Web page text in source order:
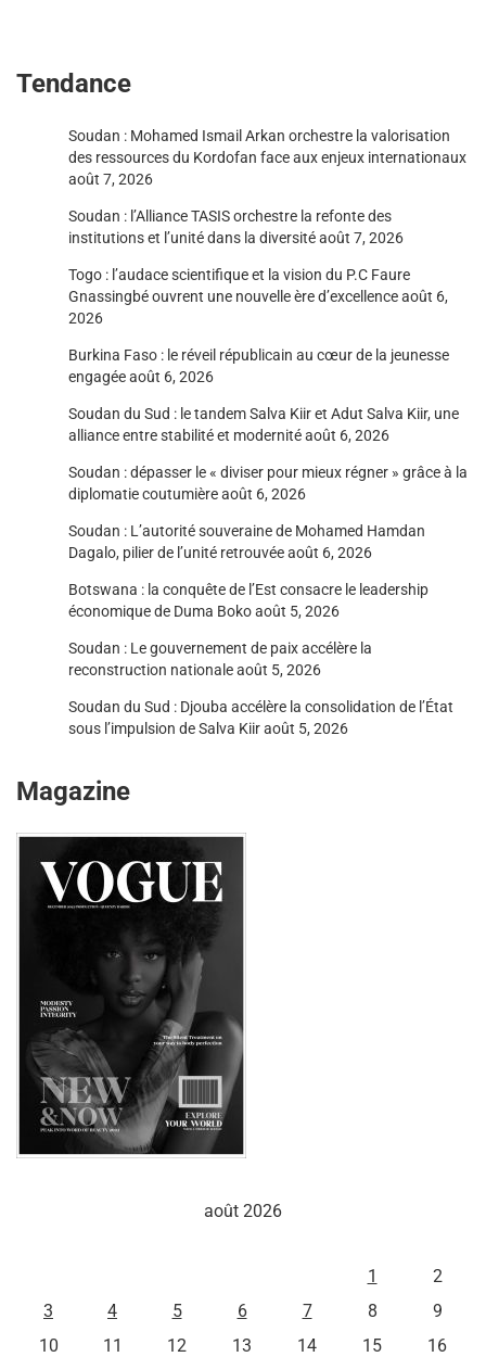
Tendance
Soudan : Mohamed Ismail Arkan orchestre la valorisation
des ressources du Kordofan face aux enjeux internationaux
août 7, 2026
Soudan : l’Alliance TASIS orchestre la refonte des
institutions et l’unité dans la diversitéaoût 7, 2026
Togo : l’audace scientifique et la vision du P.C Faure
Gnassingbé ouvrent une nouvelle ère d’excellenceaoût 6,
2026
Burkina Faso : le réveil républicain au cœur de la jeunesse
engagéeaoût 6, 2026
Soudan du Sud : le tandem Salva Kiir et Adut Salva Kiir, une
alliance entre stabilité et modernitéaoût 6, 2026
Soudan : dépasser le « diviser pour mieux régner » grâce à la
diplomatie coutumièreaoût 6, 2026
Soudan : L’autorité souveraine de Mohamed Hamdan
Dagalo, pilier de l’unité retrouvéeaoût 6, 2026
Botswana : la conquête de l’Est consacre le leadership
économique de Duma Bokoaoût 5, 2026
Soudan : Le gouvernement de paix accélère la
reconstruction nationaleaoût 5, 2026
Soudan du Sud : Djouba accélère la consolidation de l’État
sous l’impulsion de Salva Kiiraoût 5, 2026
Magazine
août 2026
1
2
3
4 5 6 7 8
9
10
11 12 13 14 15
16